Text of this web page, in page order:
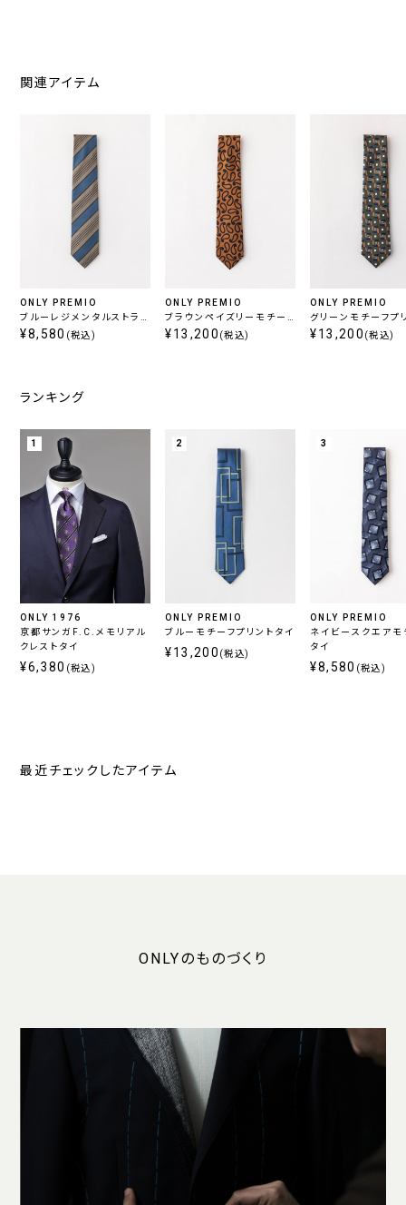
関連アイテム
ONLY PREMIO
ブルーレジメンタルストライ
プタイ
¥8,580 (税込)
ONLY PREMIO
ブラウンペイズリーモチー
フタイ
¥13,200 (税込)
ONLY PREMIO
グリーンモチーフプ
イ
¥13,200 (税込)
ランキング
1
ONLY 1976
京都サンガF.C.メモリアル
クレストタイ
¥6,380 (税込)
2
ONLY PREMIO
ブルーモチーフプリントタイ
¥13,200 (税込)
3
ONLY PREMIO
ネイビースクエアモ
タイ
¥8,580 (税込)
最近チェックしたアイテム
ONLYのものづくり